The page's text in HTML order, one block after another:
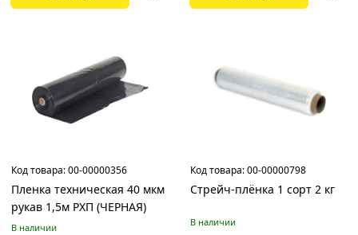
Код товара:00-00000356
Пленка техническая 40 мкм
рукав 1,5м РХП (ЧЕРНАЯ)
В наличии
Код товара:00-00000798
Стрейч-плёнка 1 сорт 2 кг
В наличии